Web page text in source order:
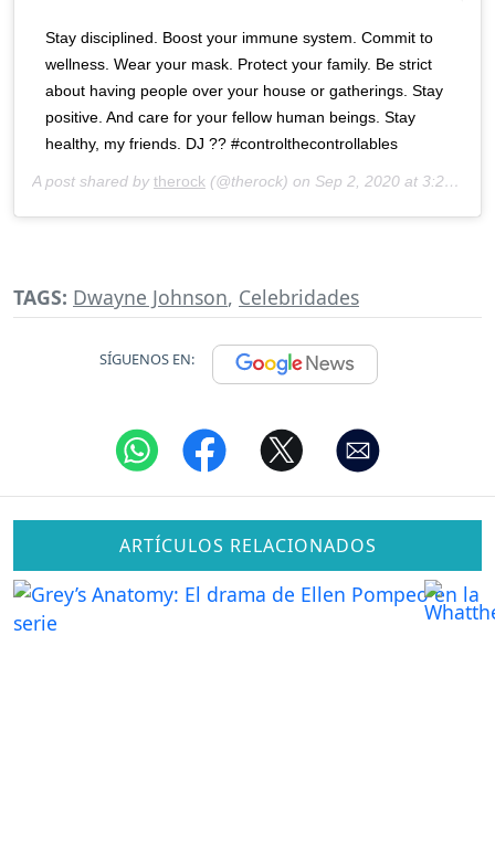
Stay disciplined. Boost your immune system. Commit to
wellness. Wear your mask. Protect your family. Be strict
about having people over your house or gatherings. Stay
positive. And care for your fellow human beings. Stay
healthy, my friends. DJ ?? #controlthecontrollables
A post shared by therock (@therock) on Sep 2, 2020 at 3:26pm PDT
TAGS: Dwayne Johnson, Celebridades
SÍGUENOS EN:
ARTÍCULOS RELACIONADOS